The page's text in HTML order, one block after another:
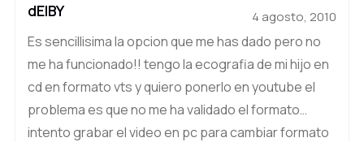
dEIBY 4 agosto, 2010
Es sencillisima la opcion que me has dado pero no
me ha funcionado!! tengo la ecografia de mi hijo en
cd en formato vts y quiero ponerlo en youtube el
problema es que no me ha validado el formato…
intento grabar el video en pc para cambiar formato